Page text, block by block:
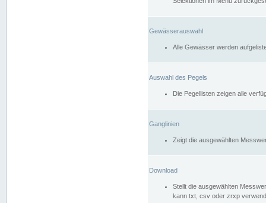
Gewässerauswahl
Alle Gewässer werden
Auswahl des Pegels
Die Pegellisten zeigen alle
Ganglinien
Zeigt die ausgewählten
Download
Stellt die ausgewählten
kann txt, csv oder zrxp